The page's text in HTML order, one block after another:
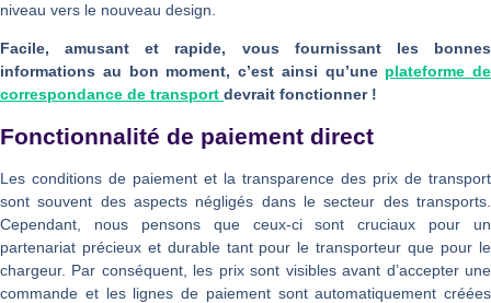
niveau vers le nouveau design.
Facile, amusant et rapide, vous fournissant les bonnes
informations au bon moment, c’est ainsi qu’une plateforme de
correspondance de transport devrait fonctionner !
Fonctionnalité de paiement direct
Les conditions de paiement et la transparence des prix de transport
sont souvent des aspects négligés dans le secteur des transports.
Cependant, nous pensons que ceux-ci sont cruciaux pour un
partenariat précieux et durable tant pour le transporteur que pour le
chargeur. Par conséquent, les prix sont visibles avant d’accepter une
commande et les lignes de paiement sont automatiquement créées